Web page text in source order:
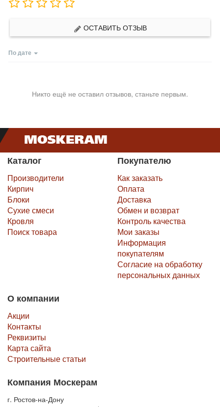
ОСТАВИТЬ ОТЗЫВ
По дате
Никто ещё не оставил отзывов, станьте первым.
Каталог
Производители
Кирпич
Блоки
Сухие смеси
Кровля
Поиск товара
Покупателю
Как заказать
Оплата
Доставка
Обмен и возврат
Контроль качества
Мои заказы
Информация
покупателям
Согласие на обработку
персональных данных
О компании
Акции
Контакты
Реквизиты
Карта сайта
Строительные статьи
Компания Москерам
г. Ростов-на-Дону